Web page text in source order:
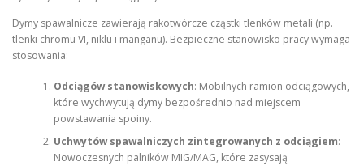
Dymy spawalnicze zawierają rakotwórcze cząstki tlenków metali (np.
tlenki chromu VI, niklu i manganu). Bezpieczne stanowisko pracy wymaga
stosowania:
Odciągów stanowiskowych: Mobilnych ramion odciągowych,
które wychwytują dymy bezpośrednio nad miejscem
powstawania spoiny.
Uchwytów spawalniczych zintegrowanych z odciągiem:
Nowoczesnych palników MIG/MAG, które zasysają